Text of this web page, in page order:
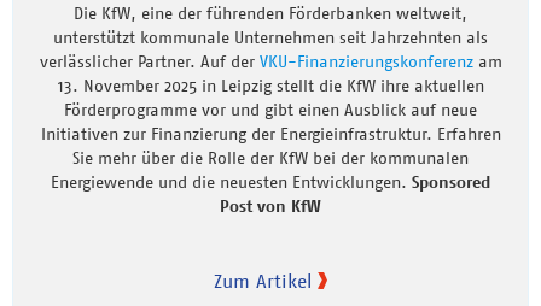
Die KfW, eine der führenden Förderbanken weltweit,
unterstützt kommunale Unternehmen seit Jahrzehnten als
verlässlicher Partner. Auf der VKU-Finanzierungskonferenzam
13. November 2025 in Leipzig stellt die KfW ihre aktuellen
Förderprogramme vor und gibt einen Ausblick auf neue
Initiativen zur Finanzierung der Energieinfrastruktur. Erfahren
Sie mehr über die Rolle der KfW bei der kommunalen
Energiewende und die neuesten Entwicklungen. Sponsored
Post von KfW
Zum Artikel